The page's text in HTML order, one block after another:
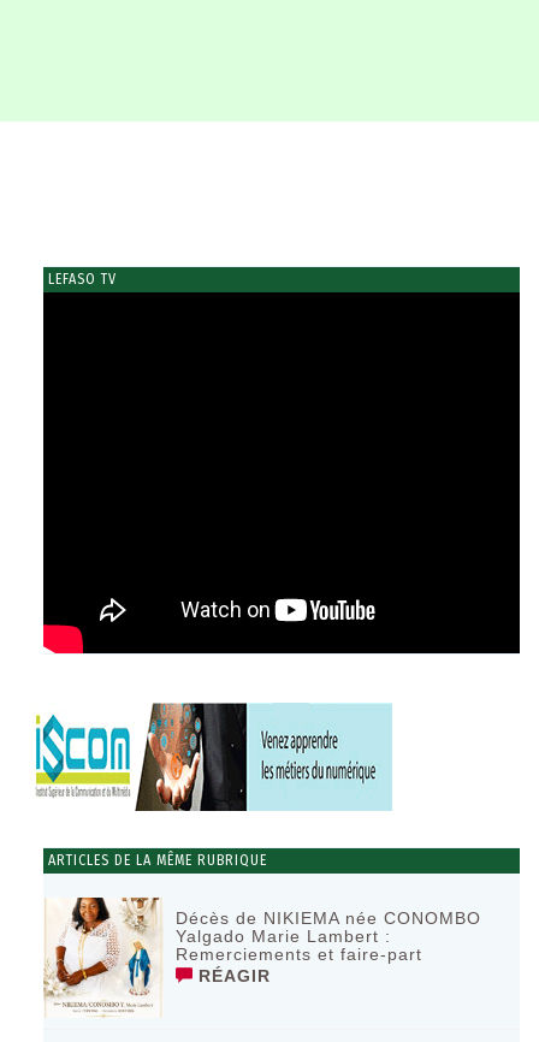
LEFASO TV
ARTICLES DE LA MÊME RUBRIQUE
Décès de NIKIEMA née CONOMBO
Yalgado Marie Lambert :
Remerciements et faire-part
RÉAGIR